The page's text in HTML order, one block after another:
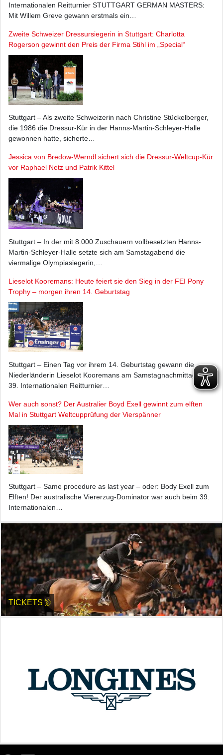
Internationalen Reitturnier STUTTGART GERMAN MASTERS:
Mit Willem Greve gewann erstmals ein…
Zweite Schweizer Dressursiegerin in Stuttgart: Charlotta
Rogerson gewinnt den Preis der Firma Stihl im „Special“
Stuttgart – Als zweite Schweizerin nach Christine Stückelberger,
die 1986 die Dressur-Kür in der Hanns-Martin-Schleyer-Halle
gewonnen hatte, sicherte…
Jessica von Bredow-Werndl sichert sich die Dressur-Weltcup-Kür
vor Raphael Netz und Patrik Kittel
Stuttgart – In der mit 8.000 Zuschauern vollbesetzten Hanns-
Martin-Schleyer-Halle setzte sich am Samstagabend die
viermalige Olympiasiegerin,…
Lieselot Kooremans: Heute feiert sie den Sieg in der FEI Pony
Trophy – morgen ihren 14. Geburtstag
Stuttgart – Einen Tag vor ihrem 14. Geburtstag gewann die
Niederländerin Lieselot Kooremans am Samstagnachmittag beim
39. Internationalen Reitturnier…
Wer auch sonst? Der Australier Boyd Exell gewinnt zum elften
Mal in Stuttgart Weltcupprüfung der Vierspänner
Stuttgart – Same procedure as last year – oder: Body Exell zum
Elften! Der australische Viererzug-Dominator war auch beim 39.
Internationalen…
TICKETS